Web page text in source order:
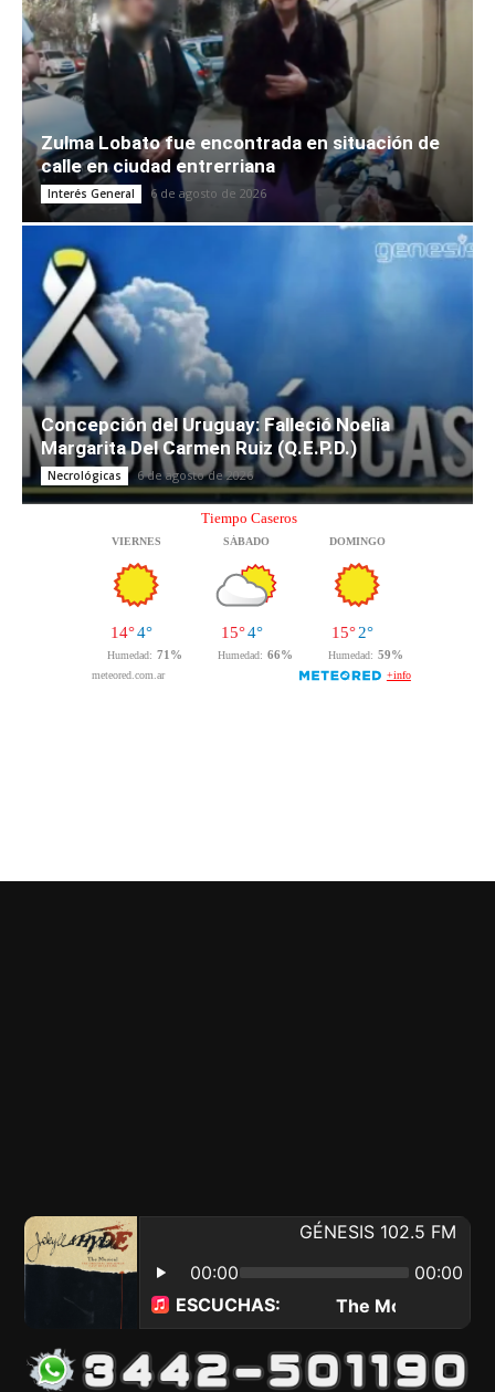
Zulma Lobato fue encontrada en situación de
calle en ciudad entrerriana
Interés General 6 de agosto de 2026
Concepción del Uruguay: Falleció Noelia
Margarita Del Carmen Ruiz (Q.E.P.D.)
Necrológicas 6 de agosto de 2026